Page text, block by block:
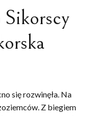
Sikorscy
się rozwinęła. Na
Z biegiem